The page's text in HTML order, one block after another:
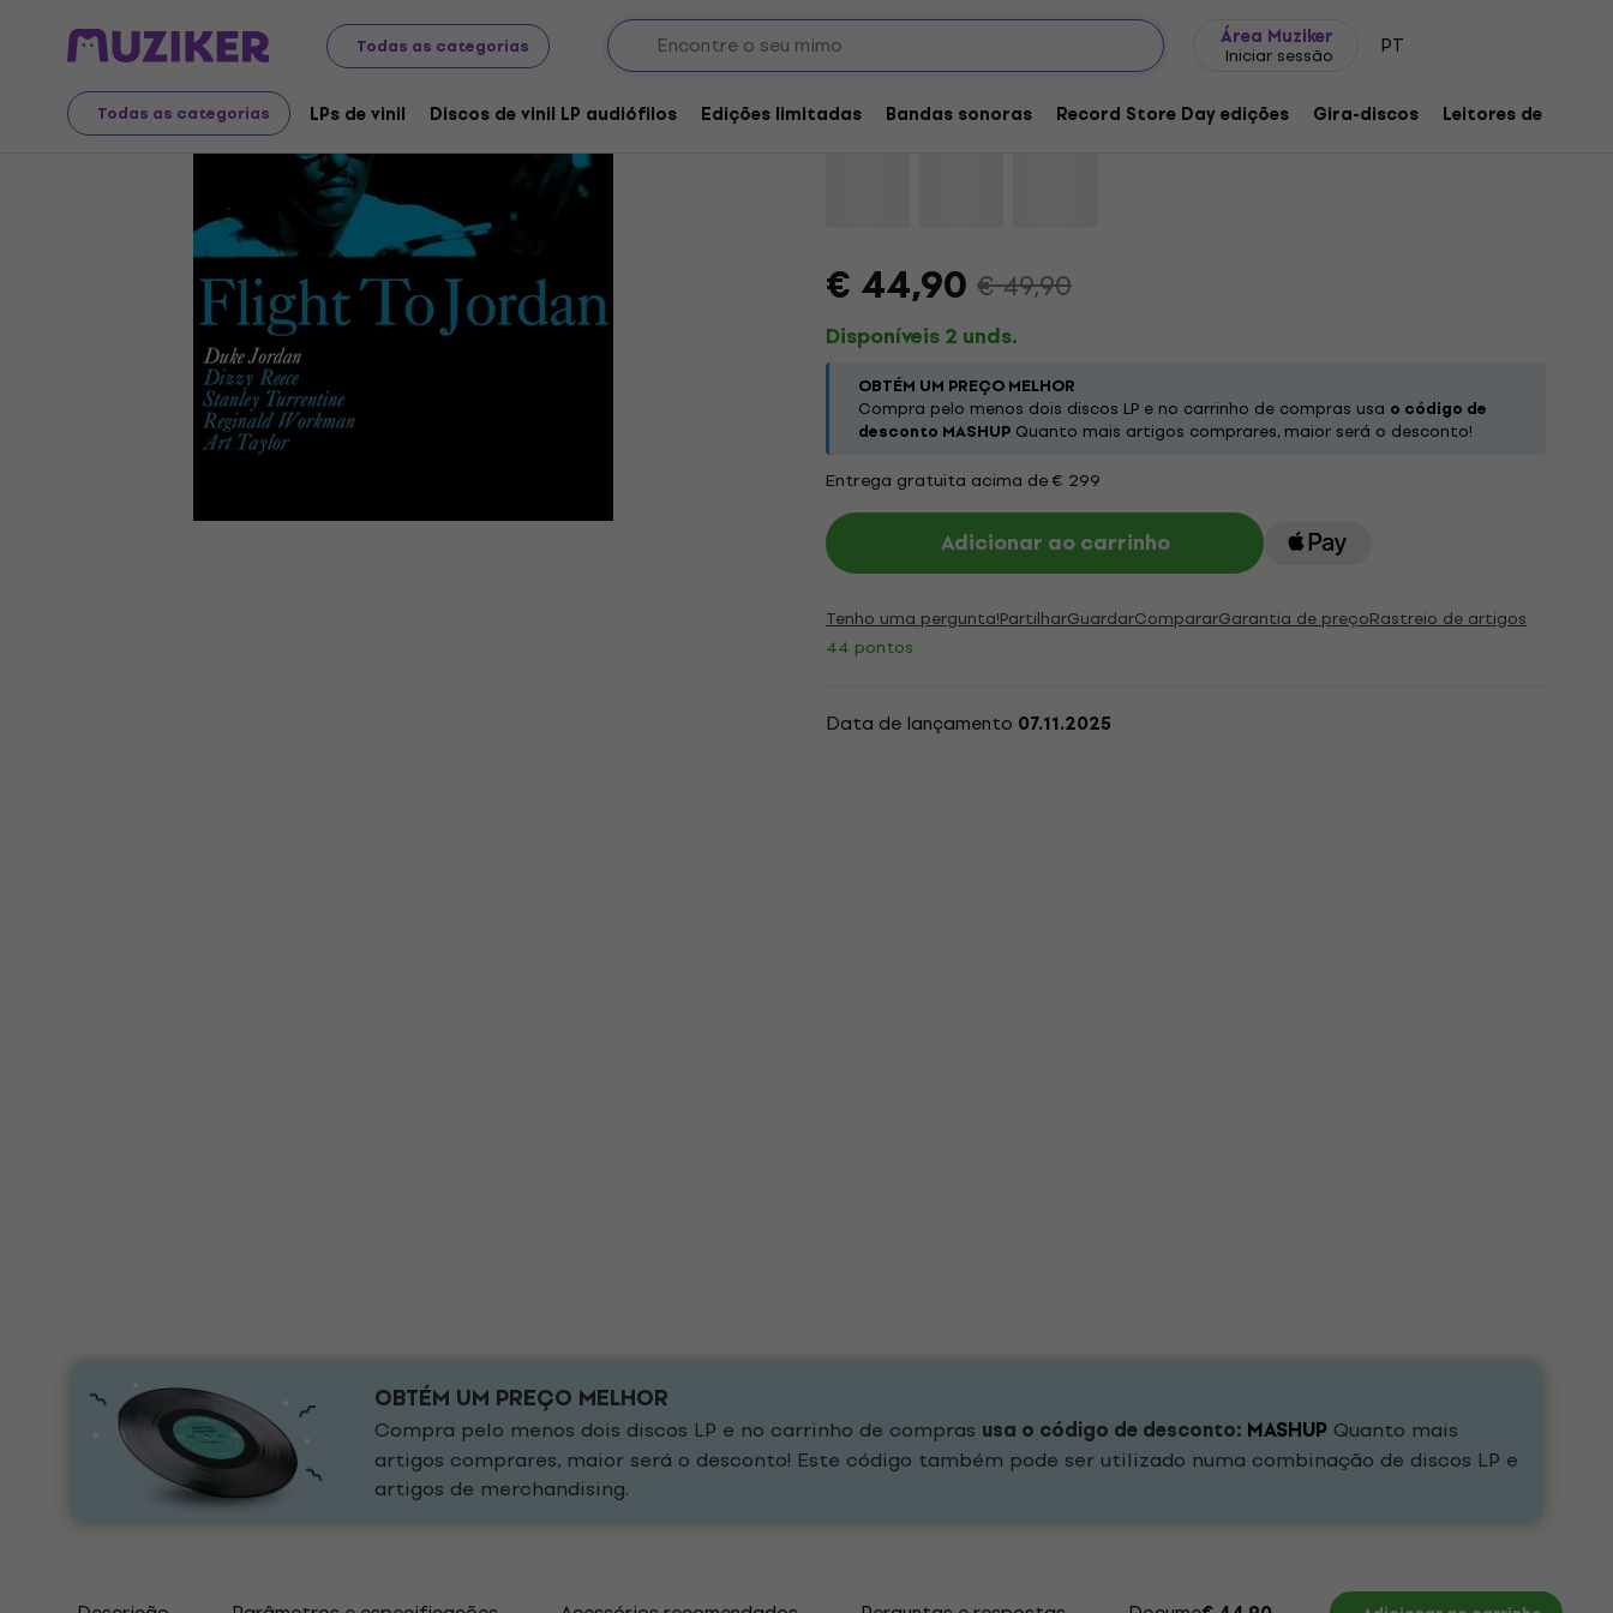
Todas as categorias
Área Muziker
Iniciar sessão PT
Todas as categorias LPs de vinil Discos de vinil LP audiófilos Edições limitadas Bandas sonoras Record Store Day edições Gira-discos Leitores de música
Discos LP e CDs LPs de vinil
Duke Jordan - Flight To Jordan (Reissue) (180 g) (LP)
Marca: Duke JordanCódigo do produto:1257900
€ 44,90 € 49,90
Disponíveis 2 unds.
OBTÉM UM PREÇO MELHOR
Compra pelo menos dois discos LP e no carrinho de compras usa o código de
desconto MASHUP Quanto mais artigos comprares, maior será o desconto!
Entrega gratuita acima de € 299
Adicionar ao carrinho
Tenho uma pergunta!PartilharGuardarCompararGarantia de preçoRastreio de artigos
44 pontos
Data de lançamento 07.11.2025
OBTÉM UM PREÇO MELHOR
Compra pelo menos dois discos LP e no carrinho de compras usa o código de desconto: MASHUP Quanto mais
artigos comprares, maior será o desconto! Este código também pode ser utilizado numa combinação de discos LP e
artigos de merchandising.